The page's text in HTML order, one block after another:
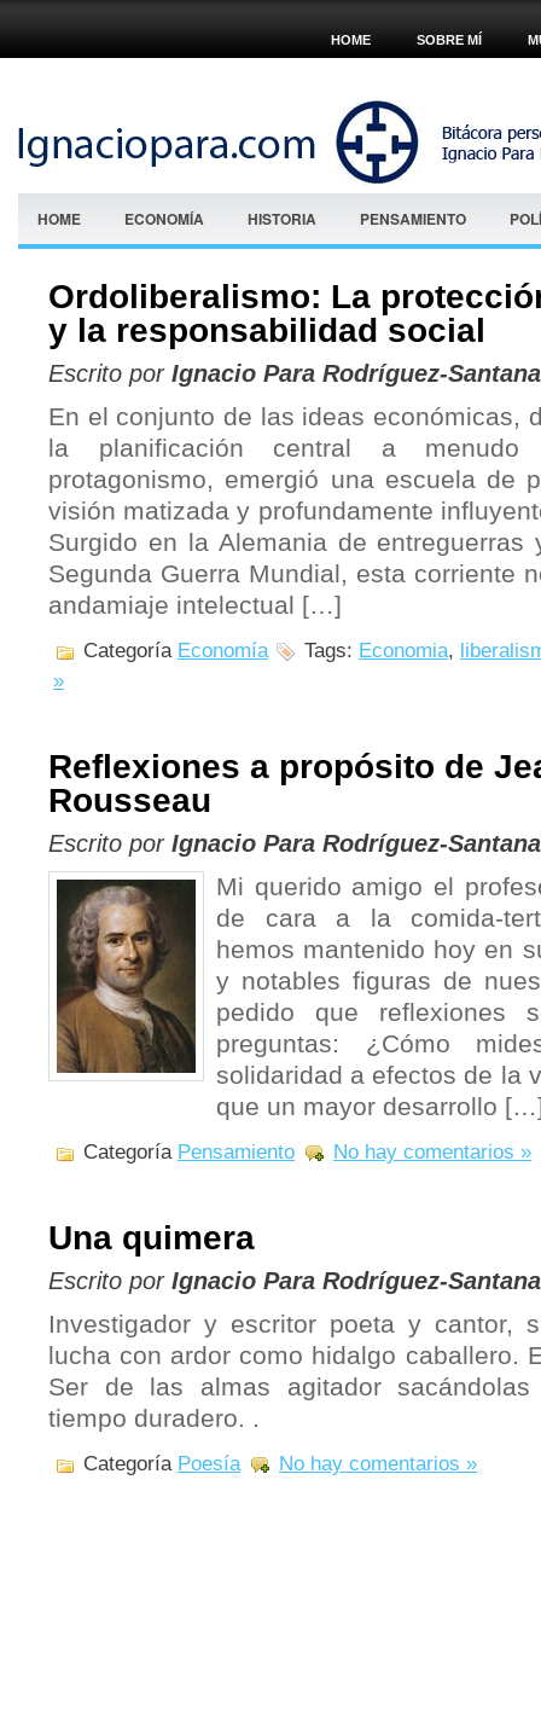
HOME SOBRE MÍ
HOME ECONOMÍA HISTORIA PENSAMIENTO
Ordoliberalismo: La
y la responsabilidad social
Escrito por Ignacio Para Rodríguez-Santana
En el conjunto de las ideas económicas,
la planificación central a
protagonismo, emergió una escuela de
visión matizada y profundamente
Surgido en la Alemania de entreguerras
Segunda Guerra Mundial, esta corriente
andamiaje intelectual […]
Categoría Economía Tags: Economia,
»
Reflexiones a propósito de
Rousseau
Escrito por Ignacio Para Rodríguez-Santana
Mi querido amigo el
de cara a la comida-
hemos mantenido hoy en
y notables figuras de
pedido que reflexiones
preguntas: ¿Cómo
solidaridad a efectos de la
que un mayor desarrollo
Categoría Pensamiento No hay comentarios »
Una quimera
Escrito por Ignacio Para Rodríguez-Santana
Investigador y escritor poeta y cantor,
lucha con ardor como hidalgo caballero.
Ser de las almas agitador
tiempo duradero. .
Categoría Poesía No hay comentarios »